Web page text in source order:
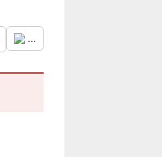
...